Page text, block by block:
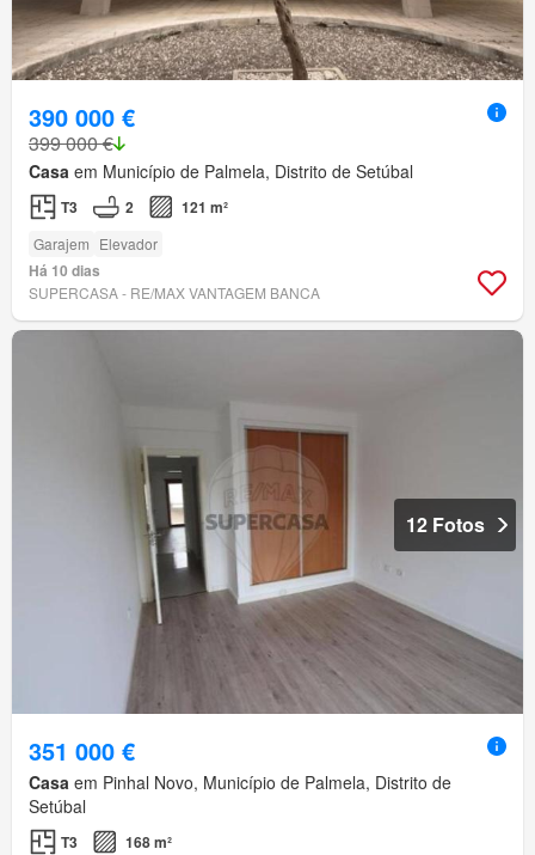
390 000 €
399 000 €
Casa em Município de Palmela, Distrito de Setúbal
T3 2 121 m²
Garajem Elevador
Há 10 dias
SUPERCASA - RE/MAX VANTAGEM BANCA
12 Fotos
351 000 €
Casa em Pinhal Novo, Município de Palmela, Distrito de
Setúbal
T3
168 m²